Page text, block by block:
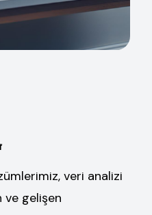
veri analizi
ve gelişen